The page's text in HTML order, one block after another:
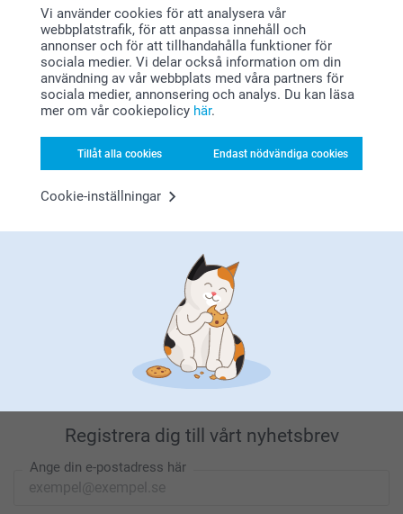
Vi använder cookies för att analysera vår
webbplatstrafik, för att anpassa innehåll och
annonser och för att tillhandahålla funktioner för
sociala medier. Vi delar också information om din
användning av vår webbplats med våra partners för
sociala medier, annonsering och analys. Du kan läsa
mer om vår cookiepolicy här.
Tillåt alla cookies Endast nödvändiga cookies
Cookie-inställningar
Bonus på alla dina köp
Letar du efter inspiration?
Förstklassig kundservice
Registrera dig till vårt nyhetsbrev
Ange din e-postadress här